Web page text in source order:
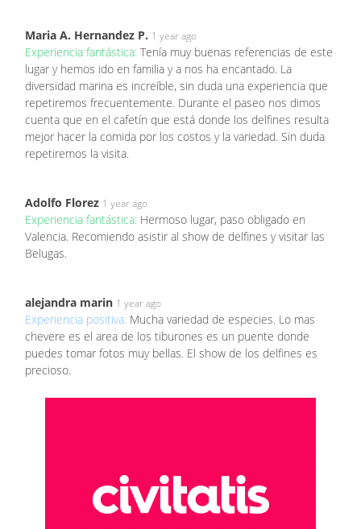
Maria A. Hernandez P. 1 year ago
Experiencia fantástica: Tenía muy buenas referencias de este
lugar y hemos ido en familia y a nos ha encantado. La
diversidad marina es increíble, sin duda una experiencia que
repetiremos frecuentemente. Durante el paseo nos dimos
cuenta que en el cafetín que está donde los delfines resulta
mejor hacer la comida por los costos y la variedad. Sin duda
repetiremos la visita.
Adolfo Florez 1 year ago
Experiencia fantástica: Hermoso lugar, paso obligado en
Valencia. Recomiendo asistir al show de delfines y visitar las
Belugas.
alejandra marin 1 year ago
Experiencia positiva: Mucha variedad de especies. Lo mas
chevere es el area de los tiburones es un puente donde
puedes tomar fotos muy bellas. El show de los delfines es
precioso.